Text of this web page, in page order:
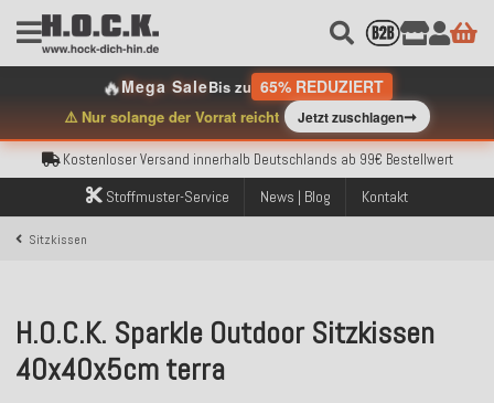
🔥Mega SaleBis zu 65% REDUZIERT
⚠️ Nur solange der Vorrat reicht Jetzt zuschlagen➞
Kostenloser Versand innerhalb Deutschlands ab 99€ Bestellwert
Über 120.000 erfolgreich versendete Bestellungen
Sicher bezahlen mit Klarna, PayPal & Amazon Pay
Kostenloser Versand innerhalb Deutschlands ab 99€ Bestellwert
Über 120.000 erfolgreich versendete Bestellungen
Sicher bezahlen mit Klarna, PayPal & Amazon Pay
Kostenloser Versand innerhalb Deutschlands ab 99€ Bestellwert
Stoffmuster-Service News | Blog Kontakt
Sitzkissen
H.O.C.K. Sparkle Outdoor Sitzkissen
40x40x5cm terra